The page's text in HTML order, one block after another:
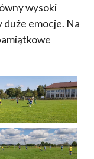
wysoki
duże emocje. Na